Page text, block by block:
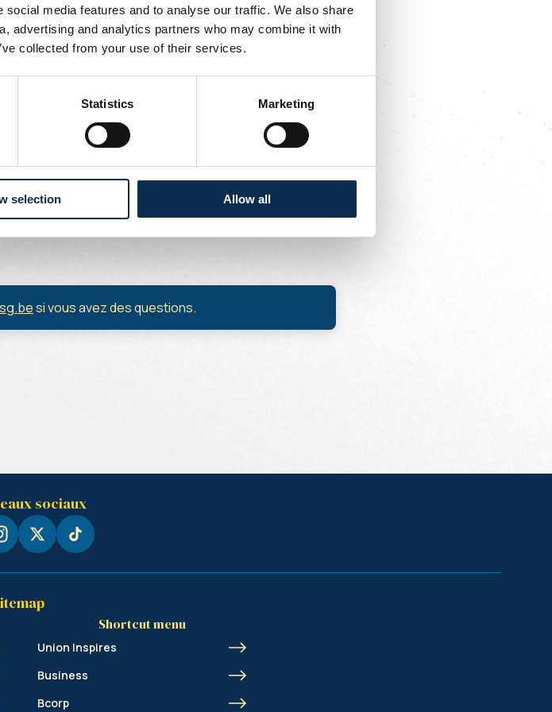
media features and to analyse our traffic. We also share
advertising and analytics partners who may combine it with
collected from your use of their services.
Statistics Marketing
selection Allow all
via le club
à l’extérieur. L’Union met un bus à disposition des
match + ticket de bus disponibles
si vous avez des questions.
sociaux
Shortcut menu
Union Inspires
Business
Bcorp